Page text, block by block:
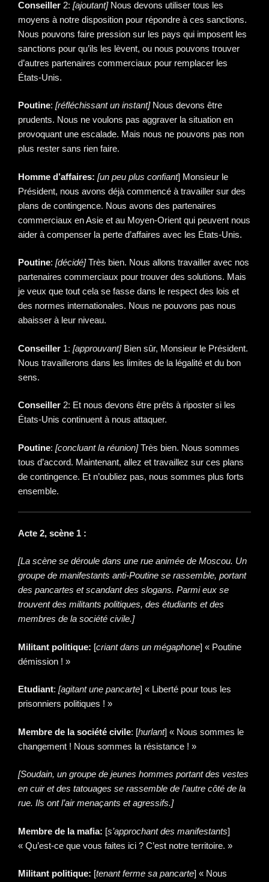
Conseiller 2: [ajoutant]Nous devons utiliser tous les
moyens à notre disposition pour répondre à ces sanctions.
Nous pouvons faire pression sur les pays qui imposent les
sanctions pour qu’ils les lèvent, ou nous pouvons trouver
d’autres partenaires commerciaux pour remplacer les
États-Unis.
Poutine: [réfléchissant un instant]Nous devons être
prudents. Nous ne voulons pas aggraver la situation en
provoquant une escalade. Mais nous ne pouvons pas non
plus rester sans rien faire.
Homme d’affaires: [un peu plus confiant] Monsieur le
Président, nous avons déjà commencé à travailler sur des
plans de contingence. Nous avons des partenaires
commerciaux en Asie et au Moyen-Orient qui peuvent nous
aider à compenser la perte d’affaires avec les États-Unis.
Poutine: [décidé]Très bien. Nous allons travailler avec nos
partenaires commerciaux pour trouver des solutions. Mais
je veux que tout cela se fasse dans le respect des lois et
des normes internationales. Nous ne pouvons pas nous
abaisser à leur niveau.
Conseiller 1: [approuvant] Bien sûr, Monsieur le Président.
Nous travaillerons dans les limites de la légalité et du bon
sens.
Conseiller 2: Et nous devons être prêts à riposter si les
États-Unis continuent à nous attaquer.
Poutine: [concluant la réunion]Très bien. Nous sommes
tous d’accord. Maintenant, allez et travaillez sur ces plans
de contingence. Et n’oubliez pas, nous sommes plus forts
ensemble.
Acte 2, scène 1 :
[La scène se déroule dans une rue animée de Moscou. Un
groupe de manifestants anti-Poutine se rassemble, portant
des pancartes et scandant des slogans. Parmi eux se
trouvent des militants politiques, des étudiants et des
membres de la société civile.]
Militant politique: [criant dans un mégaphone] « Poutine
démission ! »
Etudiant: [agitant une pancarte] « Liberté pour tous les
prisonniers politiques ! »
Membre de la société civile: [hurlant] « Nous sommes le
changement ! Nous sommes la résistance ! »
[Soudain, un groupe de jeunes hommes portant des vestes
en cuir et des tatouages se rassemble de l’autre côté de la
rue. Ils ont l’air menaçants et agressifs.]
Membre de la mafia: [s’approchant des manifestants]
« Qu’est-ce que vous faites ici ? C’est notre territoire. »
Militant politique: [tenant ferme sa pancarte] « Nous